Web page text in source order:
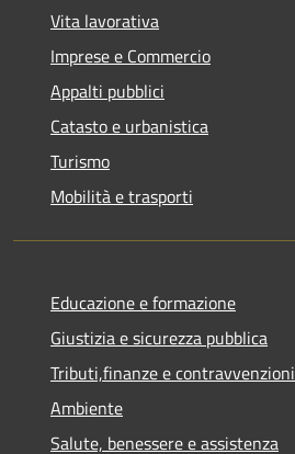
Vita lavorativa
Imprese e Commercio
Appalti pubblici
Catasto e urbanistica
Turismo
Mobilità e trasporti
Educazione e formazione
Giustizia e sicurezza pubblica
Tributi,finanze e contravvenzioni
Ambiente
Salute, benessere e assistenza